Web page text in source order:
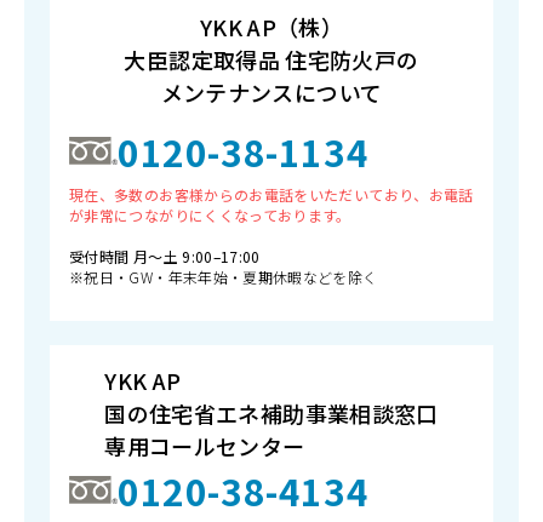
YKK AP（株）
大臣認定取得品 住宅防火戸の
メンテナンスについて
0120-38-1134
現在、多数のお客様からのお電話をいただいており、お電話
が非常につながりにくくなっております。
受付時間 月〜土 9:00–17:00
※祝日・GW・年末年始・夏期休暇などを除く
YKK AP
国の住宅省エネ補助事業相談窓口
専用コールセンター
0120-38-4134